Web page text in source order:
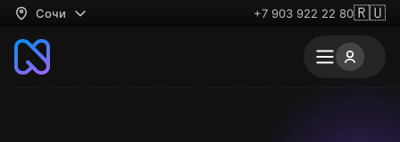
Сочи +7 903 922 22 80🇷🇺